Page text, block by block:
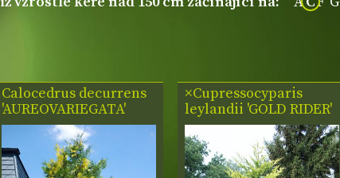
Calocedrus decurrens
'AUREOVARIEGATA'
×Cupressocyparis
leylandii 'GOLD RIDER'